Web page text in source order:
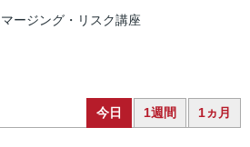
ージング・リスク講座
今日 1週間 1ヵ月